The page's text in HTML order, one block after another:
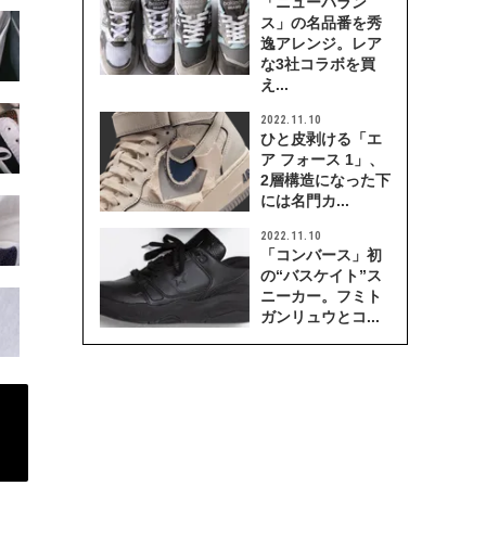
ス」の名品番を秀
逸アレンジ。レア
な3社コラボを買
え...
2022.11.10
ひと皮剥ける「エ
ア フォース 1」、
2層構造になった下
には名門カ...
2022.11.10
「コンバース」初
の“バスケイト”ス
ニーカー。フミト
ガンリュウとコ...